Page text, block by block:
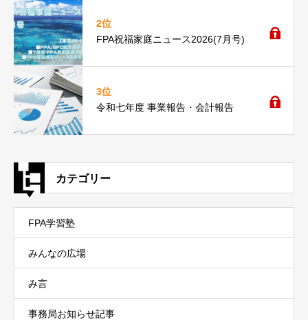
2位
FPA祝福家庭ニュース2026(7月号)
3位
令和七年度 事業報告・会計報告
カテゴリー
FPA学習塾
みんなの広場
み言
事務局お知らせ記事